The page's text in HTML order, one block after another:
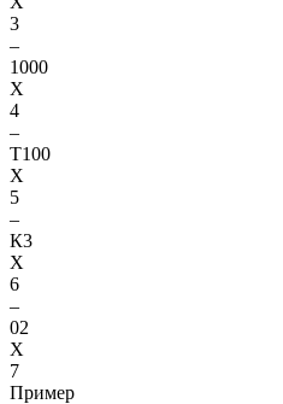
3
–
1000
X
4
–
Т100
X
5
–
К3
X
6
–
02
X
7
Пример